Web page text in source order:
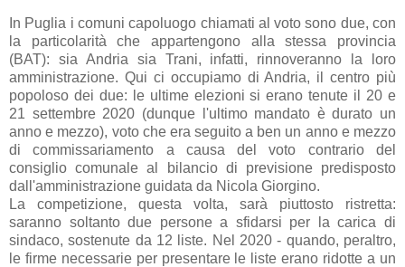
In Puglia i comuni capoluogo chiamati al voto sono due, con
la particolarità che appartengono alla stessa provincia
(BAT): sia Andria sia Trani, infatti, rinnoveranno la loro
amministrazione. Qui ci occupiamo di Andria, il centro più
popoloso dei due: le ultime elezioni si erano tenute il 20 e
21 settembre 2020 (dunque l'ultimo mandato è durato un
anno e mezzo), voto che era seguito a ben un anno e mezzo
di commissariamento a causa del voto contrario del
consiglio comunale al bilancio di previsione predisposto
dall'amministrazione guidata da Nicola Giorgino.
La competizione, questa volta, sarà piuttosto ristretta:
saranno soltanto due persone a sfidarsi per la carica di
sindaco, sostenute da 12 liste. Nel 2020 - quando, peraltro,
le firme necessarie per presentare le liste erano ridotte a un